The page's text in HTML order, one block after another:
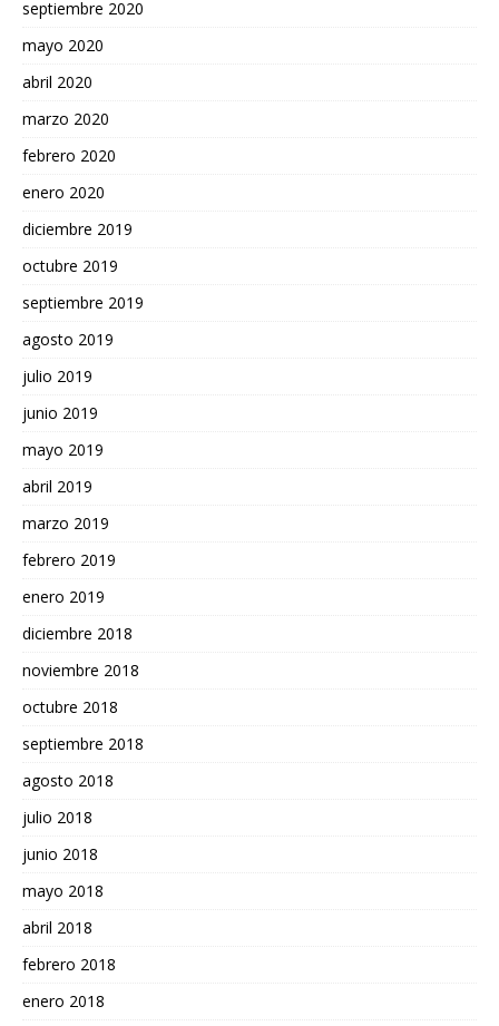
septiembre 2020
mayo 2020
abril 2020
marzo 2020
febrero 2020
enero 2020
diciembre 2019
octubre 2019
septiembre 2019
agosto 2019
julio 2019
junio 2019
mayo 2019
abril 2019
marzo 2019
febrero 2019
enero 2019
diciembre 2018
noviembre 2018
octubre 2018
septiembre 2018
agosto 2018
julio 2018
junio 2018
mayo 2018
abril 2018
febrero 2018
enero 2018